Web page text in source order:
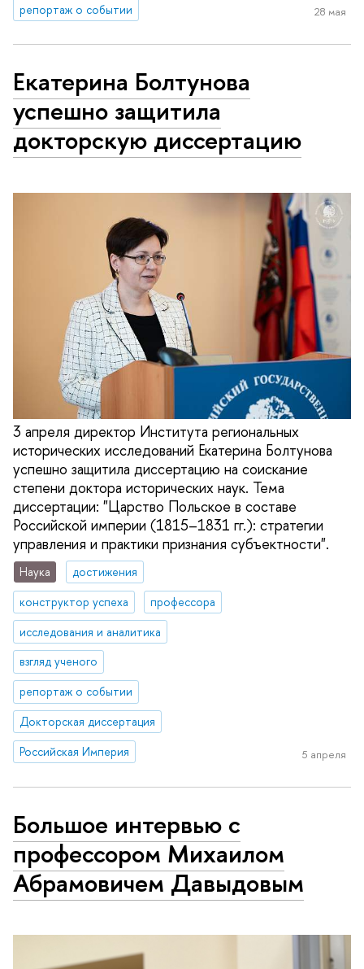
репортаж о событии
28 мая
Екатерина Болтунова
успешно защитила
докторскую диссертацию
3 апреля директор Института региональных
исторических исследований Екатерина Болтунова
успешно защитила диссертацию на соискание
степени доктора исторических наук. Тема
диссертации: "Царство Польское в составе
Российской империи (1815–1831 гг.): стратегии
управления и практики признания субъектности".
Наука
достижения
конструктор успеха
профессора
исследования и аналитика
взгляд ученого
репортаж о событии
Докторская диссертация
Российская Империя
5 апреля
Большое интервью с
профессором Михаилом
Абрамовичем Давыдовым